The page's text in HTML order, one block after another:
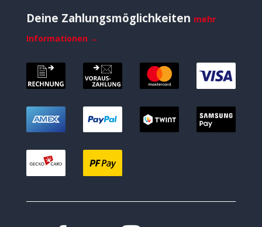
Deine Zahlungsmöglichkeiten mehr
Informationen →